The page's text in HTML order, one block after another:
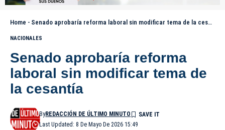
Home - Senado aprobaría reforma laboral sin modificar tema de la cesantía
NACIONALES
Senado aprobaría reforma
laboral sin modificar tema de
la cesantía
Last Updated: 8 De Mayo De 2026 15:49
ByREDACCIÓN DE ÚLTIMO MINUTO